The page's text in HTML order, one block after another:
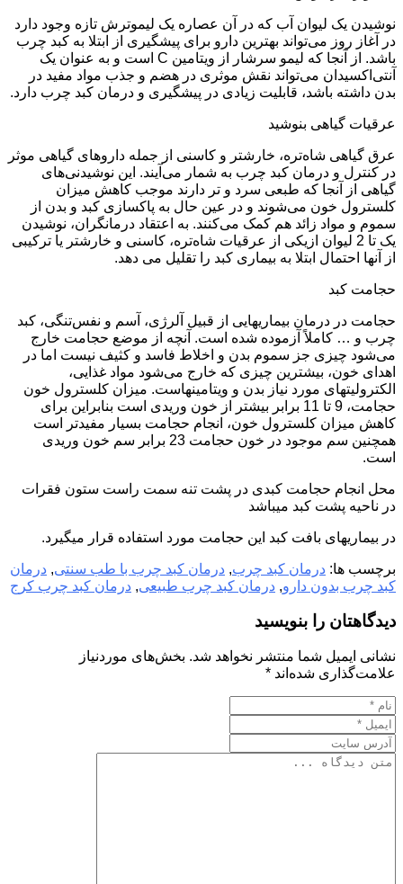
نوشیدن یک لیوان آب که در آن عصاره یک لیموترش تازه وجود دارد
در آغاز روز می‌تواند بهترین دارو برای پیشگیری از ابتلا به کبد چرب
باشد. از آنجا که لیمو سرشار از ویتامین C است و به عنوان یک
آنتی‌اکسیدان می‌تواند نقش موثری در هضم و جذب مواد مفید در
بدن داشته باشد، قابلیت زیادی در پیشگیری و درمان کبد چرب دارد.
عرقیات گیاهی بنوشید
عرق گیاهی شاه‌تره، خارشتر و کاسنی از جمله داروهای گیاهی موثر
در کنترل و درمان کبد چرب به شمار می‌آیند. این نوشیدنی‌های
گیاهی از آنجا که طبعی سرد و تر دارند موجب کاهش میزان
کلسترول خون می‌شوند و در عین حال به پاکسازی کبد و بدن از
سموم و مواد زائد هم کمک می‌کنند. به اعتقاد درمانگران، نوشیدن
یک تا 2 لیوان ازیکی از عرقیات شاه‌تره، کاسنی و خارشتر یا ترکیبی
از آنها احتمال ابتلا به بیماری‌ کبد را تقلیل می دهد.
حجامت کبد
حجامت در درمان بیماریهایی از قبیل آلرژی‌، ‌آسم و نفس‌تنگی‌، کبد
چرب‌ و … کاملاً آزموده شده است. آنچه از موضع حجامت خارج
می‌شود چیزی جز سموم بدن و اخلاط فاسد و کثیف نیست اما در
اهدای خون‌، بیشترین چیزی که خارج می‌شود مواد غذایی‌،
الکترولیتهای مورد نیاز بدن و ویتامینهاست. میزان کلسترول خون
حجامت، 9 تا 11 برابر بیشتر از خون وریدی است بنابراین برای
کاهش میزان کلسترول خون، انجام حجامت بسیار مفیدتر است
همچنین سم موجود در خون حجامت 23 برابر سم خون وریدی
است.
محل انجام حجامت کبدی در پشت تنه سمت راست ستون فقرات
در ناحیه پشت کبد میباشد
در بیماریهای بافت کبد این حجامت مورد استفاده قرار میگیرد.
برچسب ها: درمان کبد چرب, درمان کبد چرب با طب سنتی, درمان
کبد چرب بدون دارو, درمان کبد چرب طبیعی, درمان کبد چرب کرج
دیدگاهتان را بنویسید
نشانی ایمیل شما منتشر نخواهد شد. بخش‌های موردنیاز
علامت‌گذاری شده‌اند *